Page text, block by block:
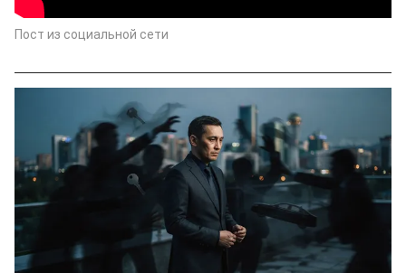
Пост из социальной сети